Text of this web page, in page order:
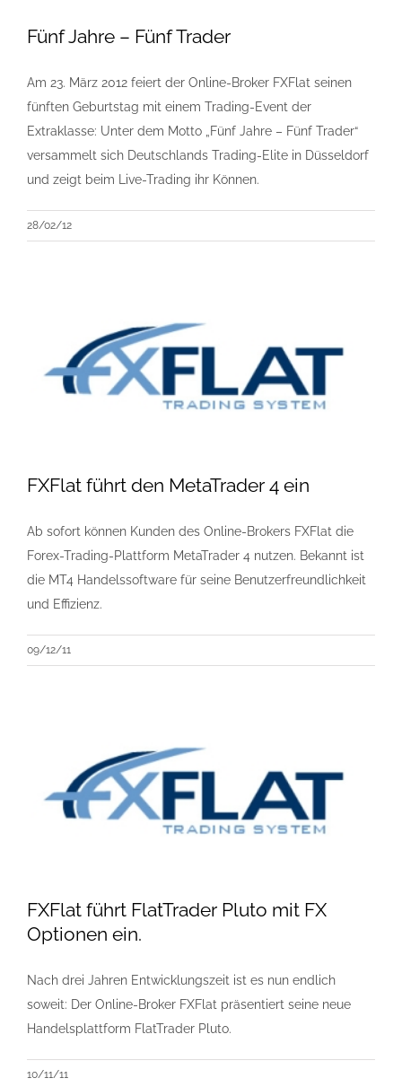
Fünf Jahre – Fünf Trader
Am 23. März 2012 feiert der Online-Broker FXFlat seinen
fünften Geburtstag mit einem Trading-Event der
Extraklasse: Unter dem Motto „Fünf Jahre – Fünf Trader“
versammelt sich Deutschlands Trading-Elite in Düsseldorf
und zeigt beim Live-Trading ihr Können.
28/02/12
FXFlat führt den MetaTrader 4 ein
Ab sofort können Kunden des Online-Brokers FXFlat die
Forex-Trading-Plattform MetaTrader 4 nutzen. Bekannt ist
die MT4 Handelssoftware für seine Benutzerfreundlichkeit
und Effizienz.
09/12/11
FXFlat führt FlatTrader Pluto mit FX
Optionen ein.
Nach drei Jahren Entwicklungszeit ist es nun endlich
soweit: Der Online-Broker FXFlat präsentiert seine neue
Handelsplattform FlatTrader Pluto.
10/11/11